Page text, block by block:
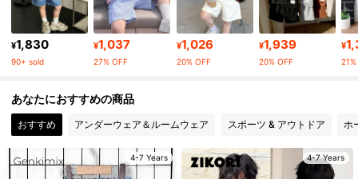
4.91 309K フォロワー
4.91 309K フォロワー
4.91 309K フォロワー
4.91 309K フォロワー
¥1,830
90+ sold
¥1,037
27% OFF
¥1,026
20% OFF
¥1,939
20% OFF
¥
あなたにおすすめの商品
おすすめ アンダーウェア＆ルームウェア スポーツ & アウトドア ホ
4-7 Years 4-7 Years